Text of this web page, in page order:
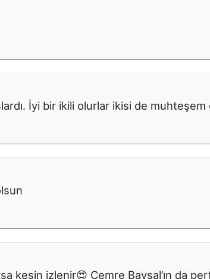
İyi bir ikili olurlar ikisi de
kesin izlenir😍 Cemre Baysal’ın da